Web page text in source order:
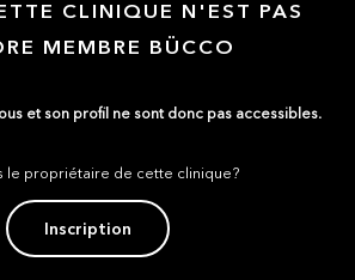
CLINIQUE N'EST PAS
MEMBRE BÜCCO
et son profil ne sont donc pas accessibles.
le propriétaire de cette clinique?
Inscription